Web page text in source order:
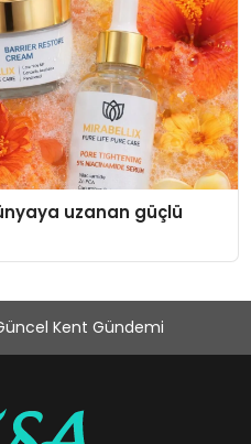
uzanan güçlü
Kent Gündemi